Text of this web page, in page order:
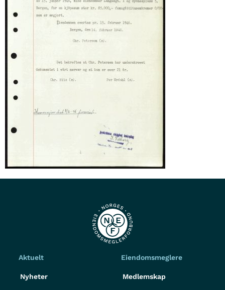
Aktuelt
Nyheter
Eiendomsmeglere
Medlemskap